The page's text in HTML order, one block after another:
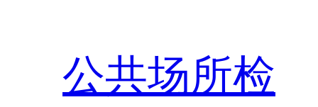
公共场所检